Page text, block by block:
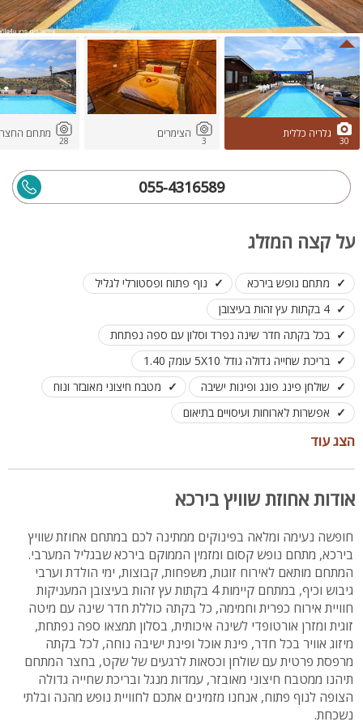
30
גלריה כללית
3
הצימרים
28
מתחם החצר
055-4316589
על קצה המזלג
מתחם נופש בירכא
נוף פתוח ופסטורלי לגליל
4 בקתות עץ זהות בעיצובן
בכל בקתה חדר שינה נפרד וסלון עם ספה נפתחת
בריכת שחייה גדולה גודל 5X10 עומק 1.40
שולחן פינג פונג ופינות ישיבה
מטבח חיצוני מאובזר ונוח
אפשרות לארוחות ועיסויים בתיאום
מתאים לקבוצות ומשפחות עד 20 אישהצג עוד
אודות אחוזת שוויץ בירכא
חופשה נעימה ומלאה בפינוקים ממתינה לכם במתחם אחוזת שוויץ
בירכא, מתחם נופש קסום ומזמין הממוקם בירכא שבגליל המערבי.
המתחם מותאם לאירוח זוגות, משפחות, קבוצות, ימי הולדת וערבי
גיבוש וכיף, במתחם קיימות 4 בקתות עץ זהות בעיצובן המעניקות
חוויית אירוח כפרית וחמימה, כל בקתה כוללת חדר שינה עם מיטה
זוגית ומזרן אורטופדי לשינה איכותית, בסלון תמצאו ספה נפתחת,
מיזוג אוויר בכל חדר, פינת אוכל ופינת ישיבה נוחה, לכל בקתה
מרפסת פרטית עם שולחן וכסאות לרגעים של שקט, בחצר המתחם
תיהנו ממטבח חיצוני מאובזר, עמדות מנגל ובריכת שחייה גדולה
הצופה לנוף פתוח, אנחנו מזמינים אתכם לחוויית נופש מהנה ובלתי
נשכחת.